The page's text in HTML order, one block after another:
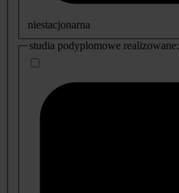
niestacjonarna
studia podyplomowe realizowane: